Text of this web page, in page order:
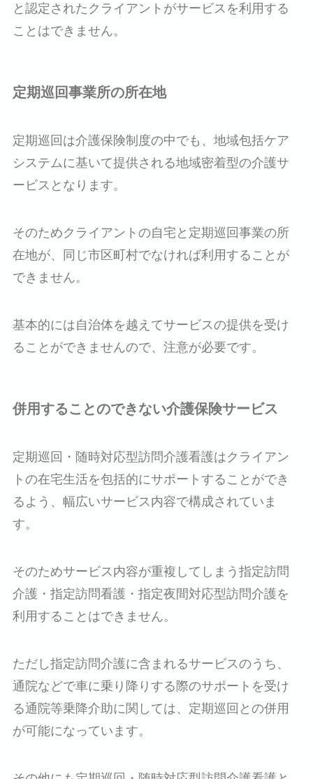
と認定されたクライアントがサービスを利用する
ことはできません。
定期巡回事業所の所在地
定期巡回は介護保険制度の中でも、地域包括ケア
システムに基いて提供される地域密着型の介護サ
ービスとなります。
そのためクライアントの自宅と定期巡回事業の所
在地が、同じ市区町村でなければ利用することが
できません。
基本的には自治体を越えてサービスの提供を受け
ることができませんので、注意が必要です。
併用することのできない介護保険サービス
定期巡回・随時対応型訪問介護看護はクライアン
トの在宅生活を包括的にサポートすることができ
るよう、幅広いサービス内容で構成されていま
す。
そのためサービス内容が重複してしまう指定訪問
介護・指定訪問看護・指定夜間対応型訪問介護を
利用することはできません。
ただし指定訪問介護に含まれるサービスのうち、
通院などで車に乗り降りする際のサポートを受け
る通院等乗降介助に関しては、定期巡回との併用
が可能になっています。